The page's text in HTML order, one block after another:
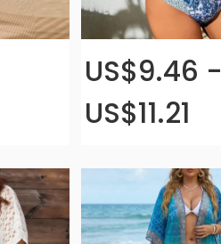
US$9.46 -
US$11.21